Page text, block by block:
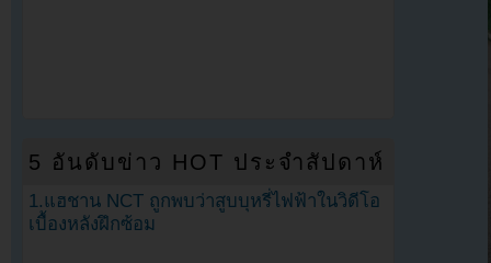
5 อันดับข่าว HOT ประจำสัปดาห์
1.แฮชาน NCT ถูกพบว่าสูบบุหรี่ไฟฟ้าในวิดีโอ
เบื้องหลังฝึกซ้อม